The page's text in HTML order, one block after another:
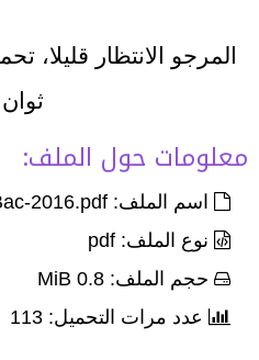
المرجو الانتظار قليلا،
معلومات حول الملف:
اسم الملف: Exam-Corr-nat-philo-2Bac-2016.pdf
نوع الملف: pdf
حجم الملف: 0.8 MiB
عدد مرات التحميل: 113